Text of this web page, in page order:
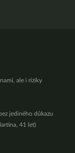
ale i riziky
jediného důkazu
41 let)